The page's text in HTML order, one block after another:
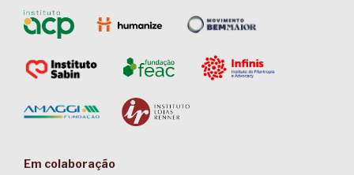
Em colaboração